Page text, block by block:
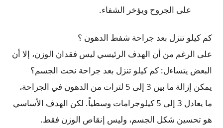
على الجروح ويؤخر الشفاء.
كم كيلو تنزل بعد جراحة شفط الدهون ؟
على الرغم من أن الهدف الرئيسي ليس فقدان الوزن، إلا أن
البعض يتساءل: كم كيلو تنزل بعد جراحة نحت الجسم؟
يمكن إزالة ما بين 3 إلى 5 لترات من الدهون في الجراحة،
ما يعادل 3 إلى 5 كيلوجرامات وسطياً. لكن الهدف الأساسي
هو تحسين شكل الجسم، وليس إنقاص الوزن فقط.